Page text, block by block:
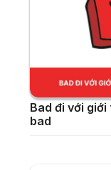
Bad đi với
bad